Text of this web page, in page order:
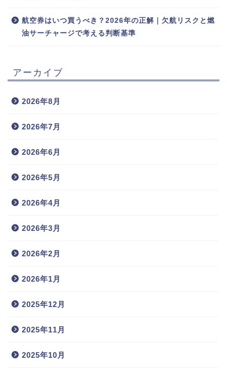
航空券はいつ買うべき？2026年の正解｜欠航リスクと燃
油サーチャージで考える判断基準
アーカイブ
2026年8月
2026年7月
2026年6月
2026年5月
2026年4月
2026年3月
2026年2月
2026年1月
2025年12月
2025年11月
2025年10月